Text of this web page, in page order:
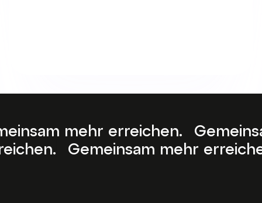
Gemeinsam mehr
mehr erreichen.